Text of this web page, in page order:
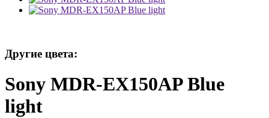
Другие цвета:
Sony MDR-EX150AP Blue
light